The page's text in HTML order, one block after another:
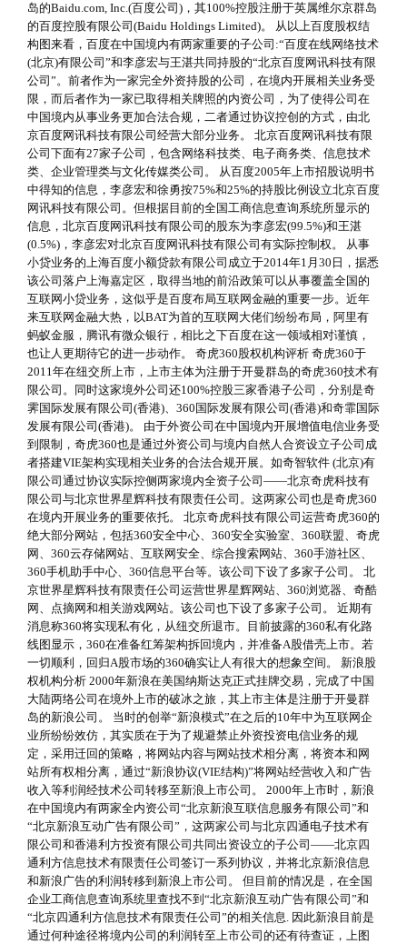
岛的Baidu.com, Inc.(百度公司)，其100%控股注册于英属维尔京群岛
的百度控股有限公司(Baidu Holdings Limited)。 从以上百度股权结
构图来看，百度在中国境内有两家重要的子公司:“百度在线网络技术
(北京)有限公司”和李彦宏与王湛共同持股的“北京百度网讯科技有限
公司”。前者作为一家完全外资持股的公司，在境内开展相关业务受
限，而后者作为一家已取得相关牌照的内资公司，为了使得公司在
中国境内从事业务更加合法合规，二者通过协议控创的方式，由北
京百度网讯科技有限公司经营大部分业务。 北京百度网讯科技有限
公司下面有27家子公司，包含网络科技类、电子商务类、信息技术
类、企业管理类与文化传媒类公司。 从百度2005年上市招股说明书
中得知的信息，李彦宏和徐勇按75%和25%的持股比例设立北京百度
网讯科技有限公司。但根据目前的全国工商信息查询系统所显示的
信息，北京百度网讯科技有限公司的股东为李彦宏(99.5%)和王湛
(0.5%)，李彦宏对北京百度网讯科技有限公司有实际控制权。 从事
小贷业务的上海百度小额贷款有限公司成立于2014年1月30日，据悉
该公司落户上海嘉定区，取得当地的前沿政策可以从事覆盖全国的
互联网小贷业务，这似乎是百度布局互联网金融的重要一步。近年
来互联网金融大热，以BAT为首的互联网大佬们纷纷布局，阿里有
蚂蚁金服，腾讯有微众银行，相比之下百度在这一领域相对谨慎，
也让人更期待它的进一步动作。 奇虎360股权机构评析 奇虎360于
2011年在纽交所上市，上市主体为注册于开曼群岛的奇虎360技术有
限公司。同时这家境外公司还100%控股三家香港子公司，分别是奇
霁国际发展有限公司(香港)、360国际发展有限公司(香港)和奇霏国际
发展有限公司(香港)。 由于外资公司在中国境内开展增值电信业务受
到限制，奇虎360也是通过外资公司与境内自然人合资设立子公司成
者搭建VIE架构实现相关业务的合法合规开展。如奇智软件 (北京)有
限公司通过协议实际控侧两家境内全资子公司——北京奇虎科技有
限公司与北京世界星辉科技有限责任公司。这两家公司也是奇虎360
在境内开展业务的重要依托。 北京奇虎科技有限公司运营奇虎360的
绝大部分网站，包括360安全中心、360安全实验室、360联盟、奇虎
网、360云存储网站、互联网安全、综合搜索网站、360手游社区、
360手机助手中心、360信息平台等。该公司下设了多家子公司。 北
京世界星辉科技有限责任公司运营世界星辉网站、360浏览器、奇酷
网、点摘网和相关游戏网站。该公司也下设了多家子公司。 近期有
消息称360将实现私有化，从纽交所退市。目前披露的360私有化路
线图显示，360在准备红筹架构拆回境内，并准备A股借壳上市。若
一切顺利，回归A股市场的360确实让人有很大的想象空间。 新浪股
权机构分析 2000年新浪在美国纳斯达克正式挂牌交易，完成了中国
大陆两络公司在境外上市的破冰之旅，其上市主体是注册于开曼群
岛的新浪公司。 当时的创举“新浪模式”在之后的10年中为互联网企
业所纷纷效仿，其实质在于为了规避禁止外资投资电信业务的规
定，采用迁回的策略，将网站内容与网站技术相分离，将资本和网
站所有权相分离，通过“新浪协议(VIE结构)”将网站经营收入和广告
收入等利润经技术公司转移至新浪上市公司。 2000年上市时，新浪
在中国境内有两家全内资公司“北京新浪互联信息服务有限公司”和
“北京新浪互动广告有限公司”，这两家公司与北京四通电子技术有
限公司和香港利方投资有限公司共同出资设立的子公司——北京四
通利方信息技术有限责任公司签订一系列协议，并将北京新浪信息
和新浪广告的利润转移到新浪上市公司。 但目前的情况是，在全国
企业工商信息查询系统里查找不到“北京新浪互动广告有限公司”和
“北京四通利方信息技术有限责任公司”的相关信息. 因此新浪目前是
通过何种途径将境内公司的利润转至上市公司的还有待查证，上图